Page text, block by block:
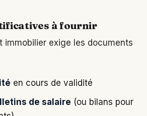
à fournir
immobilier exige les documents
en cours de validité
de salaire (ou bilans pour